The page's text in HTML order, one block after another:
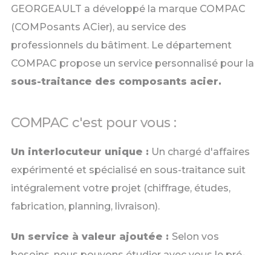
GEORGEAULT a développé la marque COMPAC
(COMPosants ACier), au service des
professionnels du bâtiment. Le département
COMPAC propose un service personnalisé pour la
sous-traitance des composants acier.
COMPAC c'est pour vous :
Un interlocuteur unique : Un chargé d'affaires
expérimenté et spécialisé en sous-traitance suit
intégralement votre projet (chiffrage, études,
fabrication, planning, livraison).
Un service à valeur ajoutée : Selon vos